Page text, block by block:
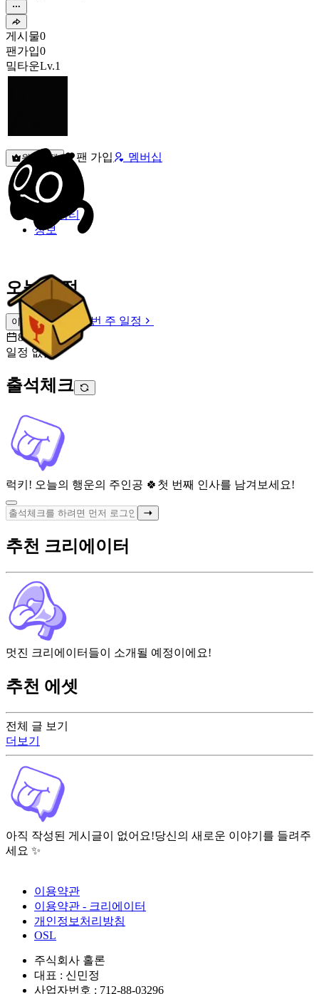
게시물0
팬가입0
밐타운Lv.1
원픽선택 팬 가입 멤버십
밐타운
피드
커뮤니티
정보
오늘 일정
이번 주 일정
이번 주 일정
8월 8일 [토]
일정 없음
출석체크
럭키! 오늘의 행운의 주인공 🍀 첫 번째 인사를 남겨보세요!
전체 글 보기
더보기
아직 작성된 게시글이 없어요!당신의 새로운 이야기를 들려주
세요 ✨
추천 크리에이터
멋진 크리에이터들이 소개될 예정이에요!
추천 에셋
이용약관
이용약관 - 크리에이터
개인정보처리방침
OSL
주식회사 홀론
대표 : 신민정
사업자번호 : 712-88-03296